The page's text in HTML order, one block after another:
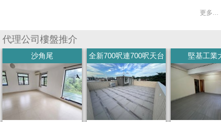
更多...
代理公司樓盤推介
沙角尾 全新700呎連700呎天台 堅基工業